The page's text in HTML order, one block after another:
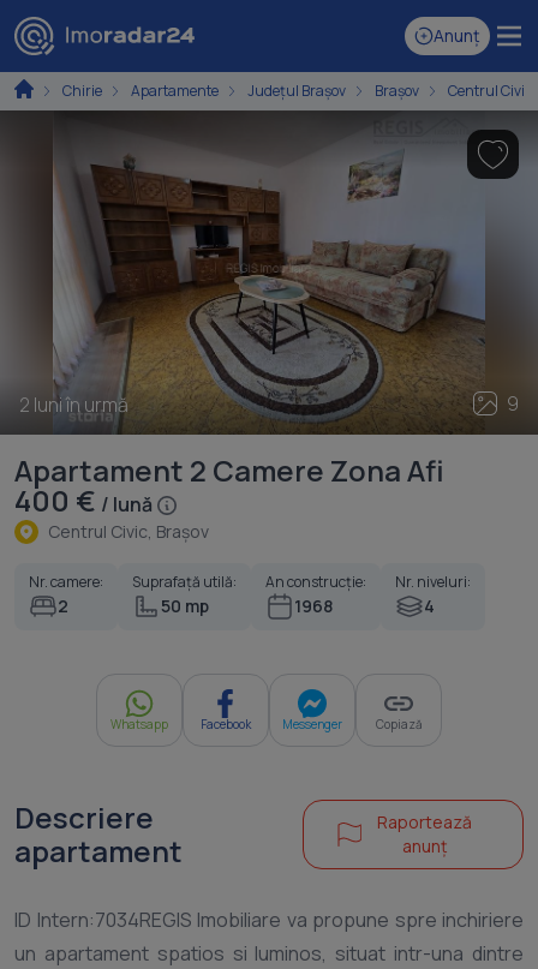
Anunț
Chirie Apartamente Județul Brașov Brașov Centrul Civic
2 luni în urmă 9
Apartament 2 Camere Zona Afi
400 € / lună
Centrul Civic, Braşov
Nr. camere:
2
Suprafață utilă:
50 mp
An construcție:
1968
Nr. niveluri:
4
Whatsapp Facebook Messenger Copiază
Descriere
apartament
Raportează
anunț
ID Intern:7034REGIS Imobiliare va propune spre inchiriere
un apartament spatios si luminos, situat intr-una dintre